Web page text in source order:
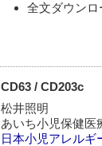
全文ダウンロ
CD63 / CD203c
松井照明
あいち小児保健医
日本小児アレルギ